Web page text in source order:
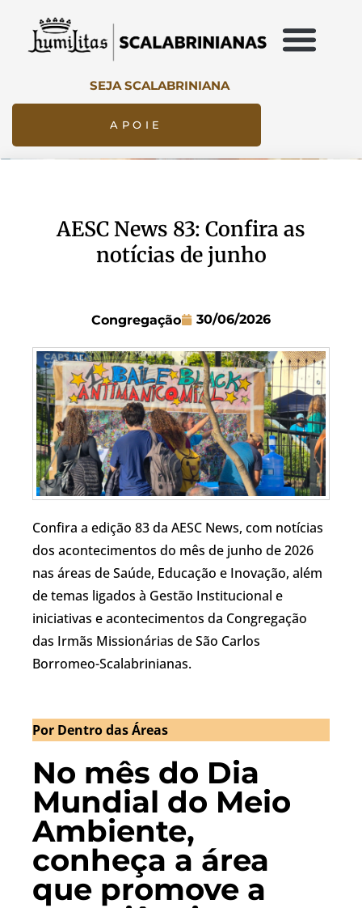
SEJA SCALABRINIANA
APOIE
AESC News 83: Confira as
notícias de junho
Congregação 30/06/2026
Confira a edição 83 da AESC News, com notícias
dos acontecimentos do mês de junho de 2026
nas áreas de Saúde, Educação e Inovação, além
de temas ligados à Gestão Institucional e
iniciativas e acontecimentos da Congregação
das Irmãs Missionárias de São Carlos
Borromeo-Scalabrinianas.
Por Dentro das Áreas
No mês do Dia
Mundial do Meio
Ambiente,
conheça a área
que promove a